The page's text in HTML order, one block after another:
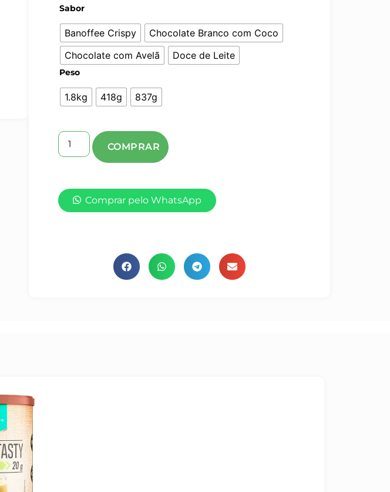
Sabor
Banoffee Crispy
Chocolate Branco com Coco
Chocolate com Avelã
Doce de Leite
Peso
1.8kg 418g 837g
Comprar pelo WhatsApp